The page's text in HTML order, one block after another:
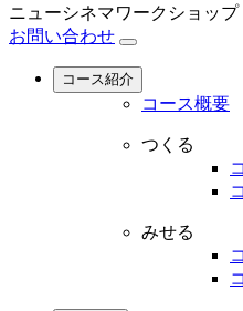
ニューシネマワークショップ
お問い合わせ
コース紹介
コース概要
つくる
みせる